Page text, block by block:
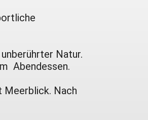
Natur.
Abendessen.
Meerblick. Nach